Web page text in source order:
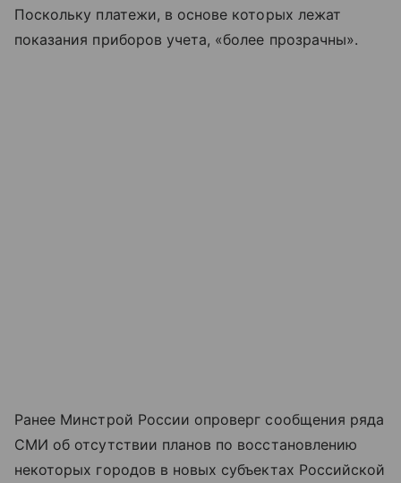
Поскольку платежи, в основе которых лежат
показания приборов учета, «более прозрачны».
Ранее Минстрой России опроверг сообщения ряда
СМИ об отсутствии планов по восстановлению
некоторых городов в новых субъектах Российской